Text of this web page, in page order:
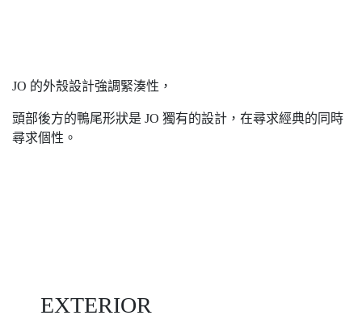
JO 的外殼設計強調緊湊性，
頭部後方的鴨尾形狀是 JO 獨有的設計，在尋求經典的同時
尋求個性。
EXTERIOR